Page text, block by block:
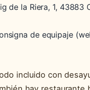
de la Riera, 1, 43883
de equipaje
incluido con